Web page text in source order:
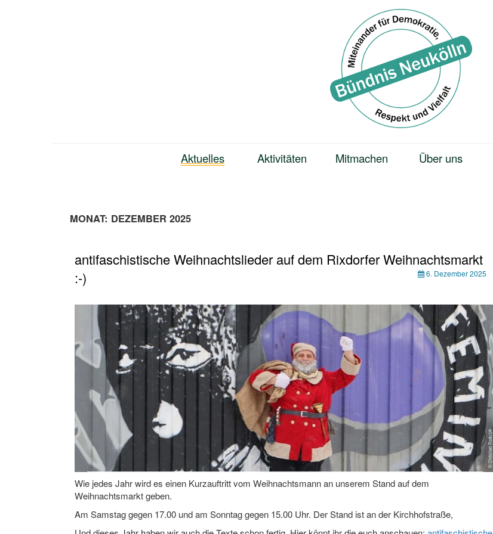
Aktuelles Aktivitäten Mitmachen Über uns
MONAT: DEZEMBER 2025
antifaschistische Weihnachtslieder auf dem Rixdorfer Weihnachtsmarkt
:-)
6. Dezember 2025
Wie jedes Jahr wird es einen Kurzauftritt vom Weihnachtsmann an unserem Stand auf dem
Weihnachtsmarkt geben.
Am Samstag gegen 17.00 und am Sonntag gegen 15.00 Uhr. Der Stand ist an der Kirchhofstraße,